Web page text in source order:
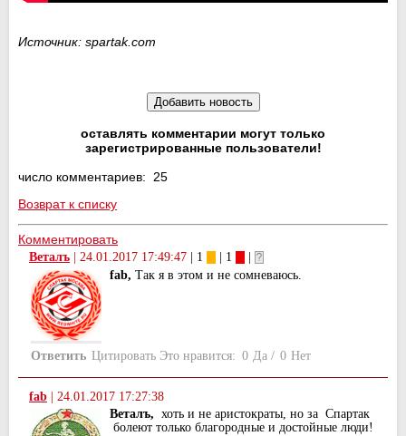
Источник: spartak.com
оставлять комментарии могут только
зарегистрированные пользователи!
число комментариев: 25
Возврат к списку
Комментировать
Веталъ | 24.01.2017 17:49:47 | 1 | 1
|
fab, Так я в этом и не сомневаюсь.
Ответить Цитировать Это нравится: 0 Да / 0 Нет
fab
24.01.2017 17:27:38
Веталъ, хоть и не аристократы, но за Спартак
болеют только благородные и достойные люди!